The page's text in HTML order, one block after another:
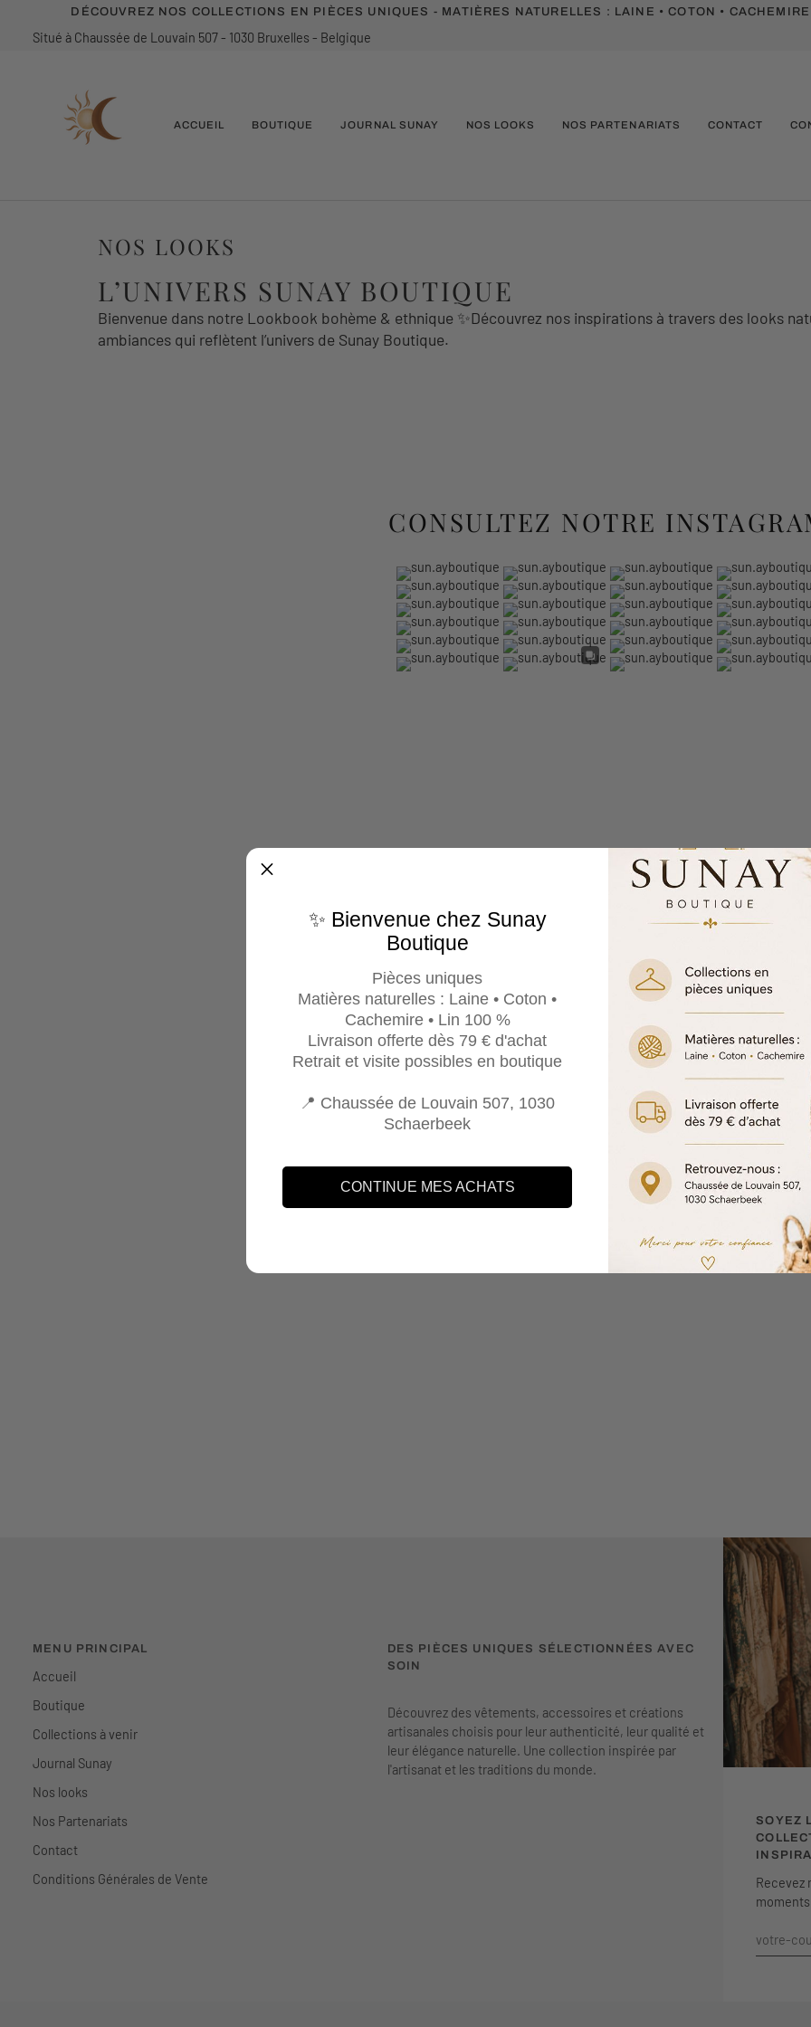
contenu
DÉCOUVREZ NOS COLLECTIONS EN PIÈCES UNIQUES - MATIÈRES NATURELLES : LAINE • COTON •
Situé à Chaussée de Louvain 507 - 1030 Bruxelles - Belgique
ACCUEIL BOUTIQUE JOURNAL SUNAY NOS LOOKS NOS PARTENARIATS CONTACT
NOS LOOKS
L’UNIVERS SUNAY BOUTIQUE
Bienvenue dans notre Lookbook bohème & ethnique ✨Découvrez nos inspirations à travers des looks
ambiances qui reflètent l’univers de Sunay Boutique.
CONSULTEZ NOTRE
SOYEZ
Recevez
MENU PRINCIPAL
Accueil
Boutique
Collections à venir
Journal Sunay
Nos looks
Nos Partenariats
Contact
Conditions Générales de Vente
DES PIÈCES UNIQUES SÉLECTIONNÉES AVEC
SOIN
Découvrez des vêtements, accessoires et créations
artisanales choisis pour leur authenticité, leur qualité et
leur élégance naturelle. Une collection inspirée par
l'artisanat et les traditions du monde.
✨ Bienvenue chez Sunay
Boutique
Pièces uniques
Matières naturelles : Laine • Coton •
Cachemire • Lin 100 %
Livraison offerte dès 79 € d'achat
Retrait et visite possibles en boutique
📍 Chaussée de Louvain 507, 1030
Schaerbeek
CONTINUE MES ACHATS